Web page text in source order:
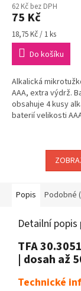
62 Kč bez DPH
75 Kč
Měrná
cena:
18,75 Kč / 1 ks
Do košíku
Alkalická
AAA, extra výdrž.
obsahuje 4 kusy
baterií velikosti
Popis Podobné
Detailní
TFA
| dosah až
Technické